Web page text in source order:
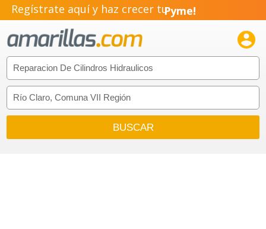
Regístrate aquí y haz crecer tuPyme!
Emprendimiento!
